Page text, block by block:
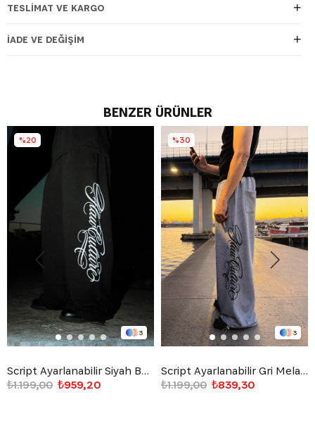
TESLIMAT VE KARGO
İADE VE DEĞIŞIM
BENZER ÜRÜNLER
3
Script Ayarlanabilir Siyah Baggy Eşofman Altı
₺959,20
₺1.199,00
%20
3
Script Ayarlanabilir Gri Melanj Baggy Eşofman Altı
₺839,30
₺1.199,00
%30